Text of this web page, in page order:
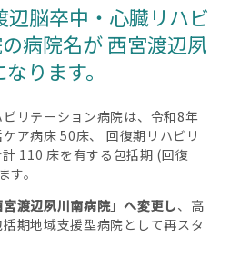
辺脳卒中・心臓リハビ
病院名が 西宮渡辺夙
ります。
リテーション病院は、令和8年
ア病床 50床、 回復期リハビリ
110 床を有する包括期 (回復
。
宮渡辺夙川南病院」へ変更し、高
期地域支援型病院として再スタ